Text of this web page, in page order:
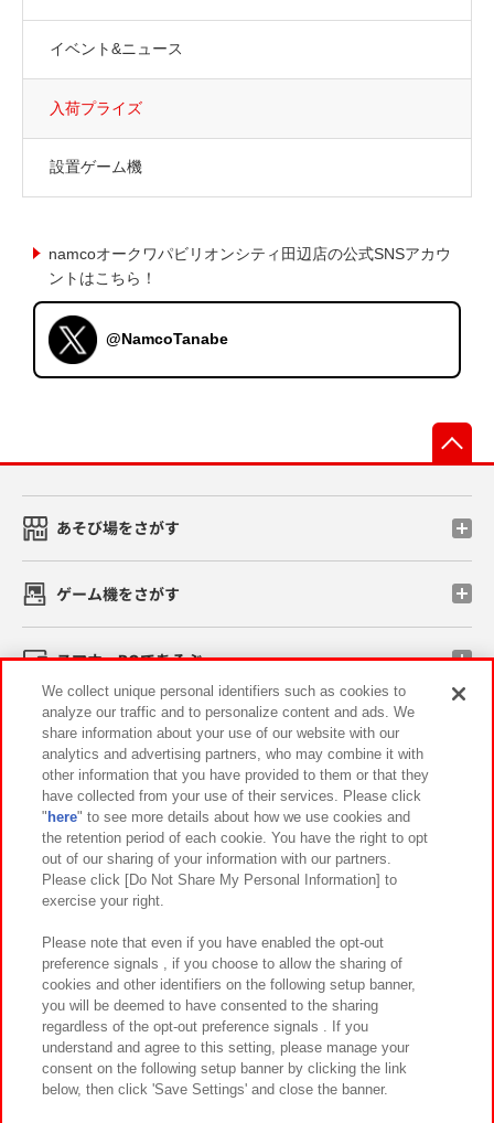
イベント&ニュース
入荷プライズ
設置ゲーム機
namcoオークワパビリオンシティ田辺店の公式SNSアカウ
ントはこちら！
@NamcoTanabe
あそび場をさがす
ゲーム機をさがす
スマホ・PCであそぶ
イベント・キャンペーン
関連会社 サステナビリティ サイトポリシー
プライバシーポリシー ウェブアクセシビリティ方針と検証結果
お取引先さまとともに
カスタマーハラスメント対応方針 よくあるご質問・お問い合わせ
©Bandai Namco Amusement Inc.
We collect unique personal identifiers such as cookies to
analyze our traffic and to personalize content and ads. We
share information about your use of our website with our
analytics and advertising partners, who may combine it with
other information that you have provided to them or that they
have collected from your use of their services. Please click
" here" to see more details about how we use cookies and
the retention period of each cookie. You have the right to opt
out of our sharing of your information with our partners.
Please click [Do Not Share My Personal Information] to
exercise your right.
Please note that even if you have enabled the opt-out
preference signals , if you choose to allow the sharing of
cookies and other identifiers on the following setup banner,
you will be deemed to have consented to the sharing
regardless of the opt-out preference signals . If you
understand and agree to this setting, please manage your
consent on the following setup banner by clicking the link
below, then click 'Save Settings' and close the banner.